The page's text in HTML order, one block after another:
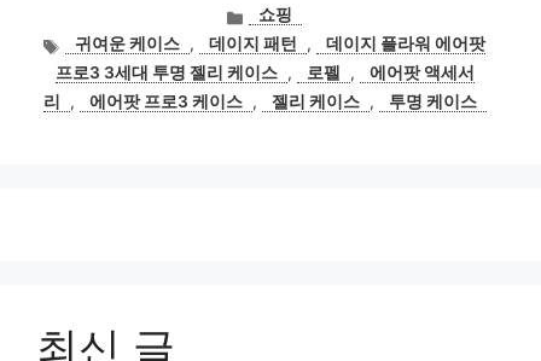
카
테
고
리
쇼핑
태
그
귀여운 케이스 , 데이지 패턴 ,
데이지 플라워 에어팟
프로3 3세대 투명 젤리 케이스 , 로펠 ,
에어팟 액세서
리
, 에어팟 프로3 케이스 , 젤리 케이스 , 투명 케이스
최신 글